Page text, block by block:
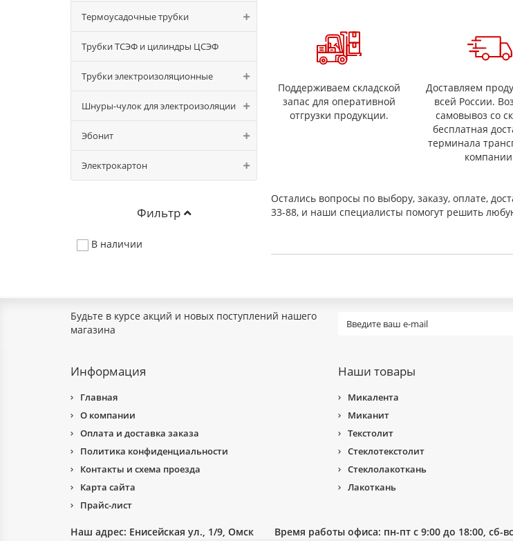
Термоусадочные трубки
Трубки ТСЭФ и цилиндры ЦСЭФ
Трубки электроизоляционные
Шнуры-чулок для электроизоляции
Эбонит
Электрокартон
Фильтр
В наличии
Как выбрать
Для подбора обычно уточняют формат поставки,
Поддерживаем складской
запас для оперативной
отгрузки продукции.
Доставляем
всей России.
самовывоз со
бесплатная
терминала
Остались вопросы по выбору, заказу, оплате,
33-88, и наши специалисты помогут решить
Будьте в курсе акций и новых поступлений нашего
магазина
Информация
Главная
О компании
Оплата и доставка заказа
Политика конфиденциальности
Контакты и схема проезда
Карта сайта
Прайс-лист
Наши товары
Микалента
Миканит
Текстолит
Стеклотекстолит
Стеклолакоткань
Лакоткань
Наш адрес: Енисейская ул., 1/9, Омск Время работы офиса: пн-пт с 9:00 до 18:00, сб-